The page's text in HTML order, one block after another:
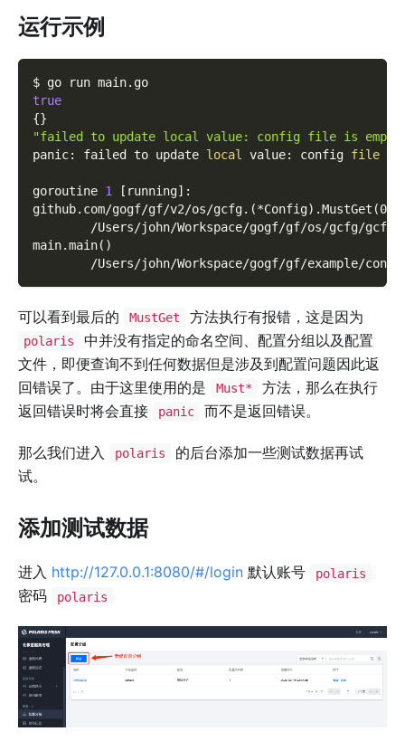
运行示例
$ go run main.go
true
{}
"failed to update local value: config file is
panic: failed to update local value: config file
goroutine 1 [ running] :
github.com/gogf/gf/v2/os/gcfg. (*Config) .MustGet (
/Users/john/Workspace/gogf/gf/os/gcfg/
main.main( )
/Users/john/Workspace/gogf/gf/example/
可以看到最后的 MustGet 方法执行有报错，这是因为
polaris
中并没有指定的命名空间、配置分组以及配置
文件，即便查询不到任何数据但是涉及到配置问题因此返
回错误了。由于这里使用的是
Must*
方法，那么在执行
返回错误时将会直接
panic 而不是返回错误。
那么我们进入 polaris
的后台添加一些测试数据再试
试。
添加测试数据
进入 http://127.0.0.1:8080/#/login 默认账号 polaris
密码 polaris